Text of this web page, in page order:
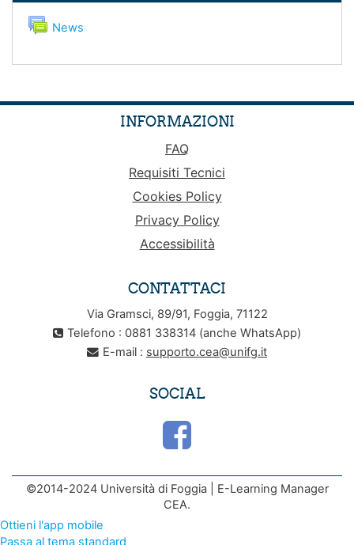
News
INFORMAZIONI
FAQ
Requisiti Tecnici
Cookies Policy
Privacy Policy
Accessibilità
CONTATTACI
Via Gramsci, 89/91, Foggia, 71122
Telefono : 0881 338314 (anche WhatsApp)
E-mail : supporto.cea@unifg.it
SOCIAL
©2014-2024 Università di Foggia | E-Learning Manager
CEA.
Ottieni l'app mobile
Passa al tema standard